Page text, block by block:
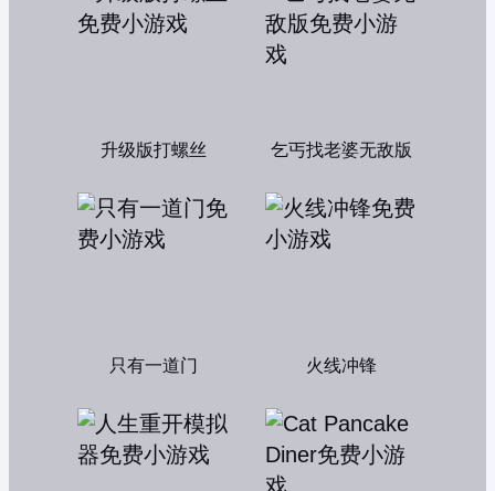
升级版打螺丝 乞丐找老婆无敌版
只有一道门 火线冲锋